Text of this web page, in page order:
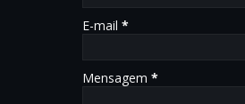
E-mail *
Mensagem *